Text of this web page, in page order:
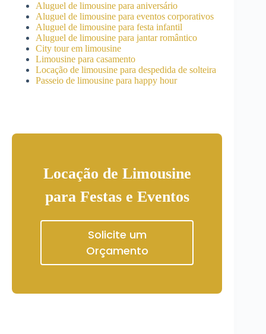
Aluguel de limousine para aniversário
Aluguel de limousine para eventos corporativos
Aluguel de limousine para festa infantil
Aluguel de limousine para jantar romântico
City tour em limousine
Limousine para casamento
Locação de limousine para despedida de solteira
Passeio de limousine para happy hour
Locação de Limousine
para Festas e Eventos
Solicite um
Orçamento